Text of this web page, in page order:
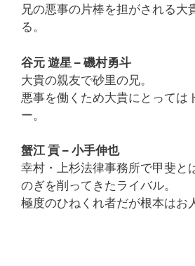
兄の悪事の片棒を担がされる大
る。
谷元 遊星 – 磯村勇斗
大貴の親友で砂里の兄。
悪事を働くため大貴にとっては
ー。
蟹江 貢 – 小手伸也
幸村・上杉法律事務所で甲斐と
のぎを削ってきたライバル。
極度のひねくれ者だが根本はお